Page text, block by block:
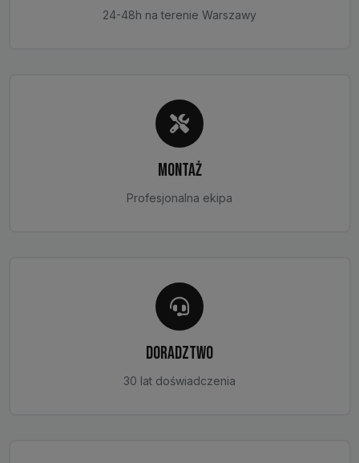
24-48h na terenie Warszawy
MONTAŻ
Profesjonalna ekipa
DORADZTWO
30 lat doświadczenia